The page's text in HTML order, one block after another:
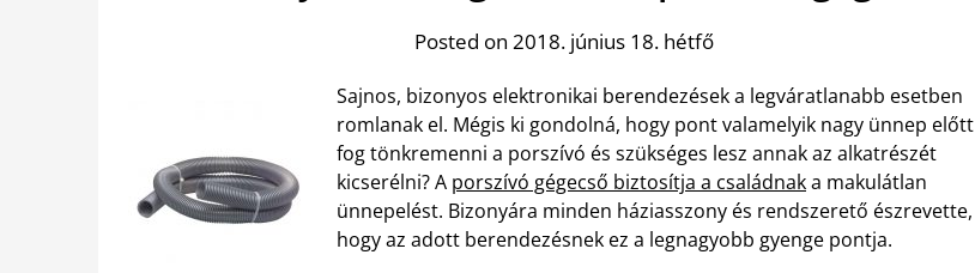
Posted on 2018. június 18. hétfő
Sajnos, bizonyos elektronikai berendezések a legváratlanabb esetben
romlanak el. Mégis ki gondolná, hogy pont valamelyik nagy ünnep előtt
fog tönkremenni a porszívó és szükséges lesz annak az alkatrészét
kicserélni? A porszívó gégecső biztosítja a családnaka makulátlan
ünnepelést. Bizonyára minden háziasszony és rendszerető észrevette,
hogy az adott berendezésnek ez a legnagyobb gyenge pontja.